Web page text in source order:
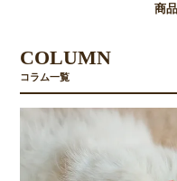
商
COLUMN
コラム一覧